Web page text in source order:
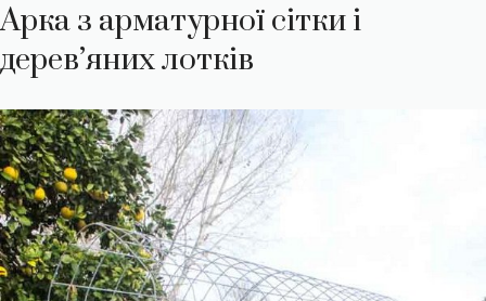
Арка з арматурної сітки і
дерев’яних лотків